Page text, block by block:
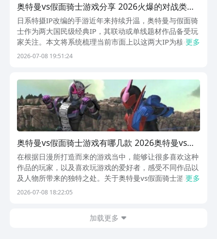
奥特曼vs假面骑士游戏分享 2026火爆的对战类奥
特曼vs假面骑士游戏汇总
日系特摄IP改编的手游近年来持续升温，奥特曼与假面骑
士作为两大国民级经典IP，其联动或单线题材作品备受玩
家关注。本文将系统梳理当前市面上以这两大IP为核心、
具备代表性的正版授权手游，涵盖格斗、动作、射击、模
更多
2026-07-08 19:51:24
奥特曼vs假面骑士游戏有哪几款 2026奥特曼vs假
面骑士游戏推荐
在根据日漫所打造而来的游戏当中，能够让很多喜欢这种
作品的玩家，以及喜欢玩游戏的爱好者，感受不同作品以
及人物所带来的独特之处。关于奥特曼vs假面骑士游戏有
哪些？九游就是最佳的选择，海量游戏登录送券，还有0
更多
2026-07-08 18:22:05
加载更多